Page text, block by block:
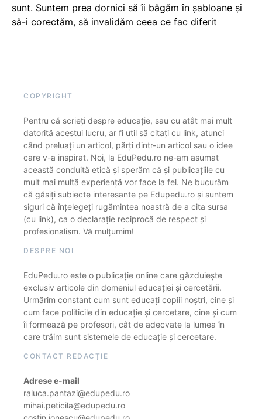
sunt. Suntem prea dornici să îi băgăm în șabloane și
să-i corectăm, să invalidăm ceea ce fac diferit
COPYRIGHT
Pentru că scrieți despre educație, sau cu atât mai mult
datorită acestui lucru, ar fi util să citați cu link, atunci
când preluați un articol, părți dintr-un articol sau o idee
care v-a inspirat. Noi, la EduPedu.ro ne-am asumat
această conduită etică și sperăm că și publicațiile cu
mult mai multă experiență vor face la fel. Ne bucurăm
că găsiți subiecte interesante pe Edupedu.ro și suntem
siguri că înțelegeți rugămintea noastră de a cita sursa
(cu link), ca o declarație reciprocă de respect și
profesionalism. Vă mulțumim!
DESPRE NOI
EduPedu.ro este o publicație online care găzduiește
exclusiv articole din domeniul educației și cercetării.
Urmărim constant cum sunt educați copiii noștri, cine și
cum face politicile din educație și cercetare, cine și cum
îi formează pe profesori, cât de adecvate la lumea în
care trăim sunt sistemele de educație și cercetare.
CONTACT REDACȚIE
Adrese e-mail
raluca.pantazi@edupedu.ro
mihai.peticila@edupedu.ro